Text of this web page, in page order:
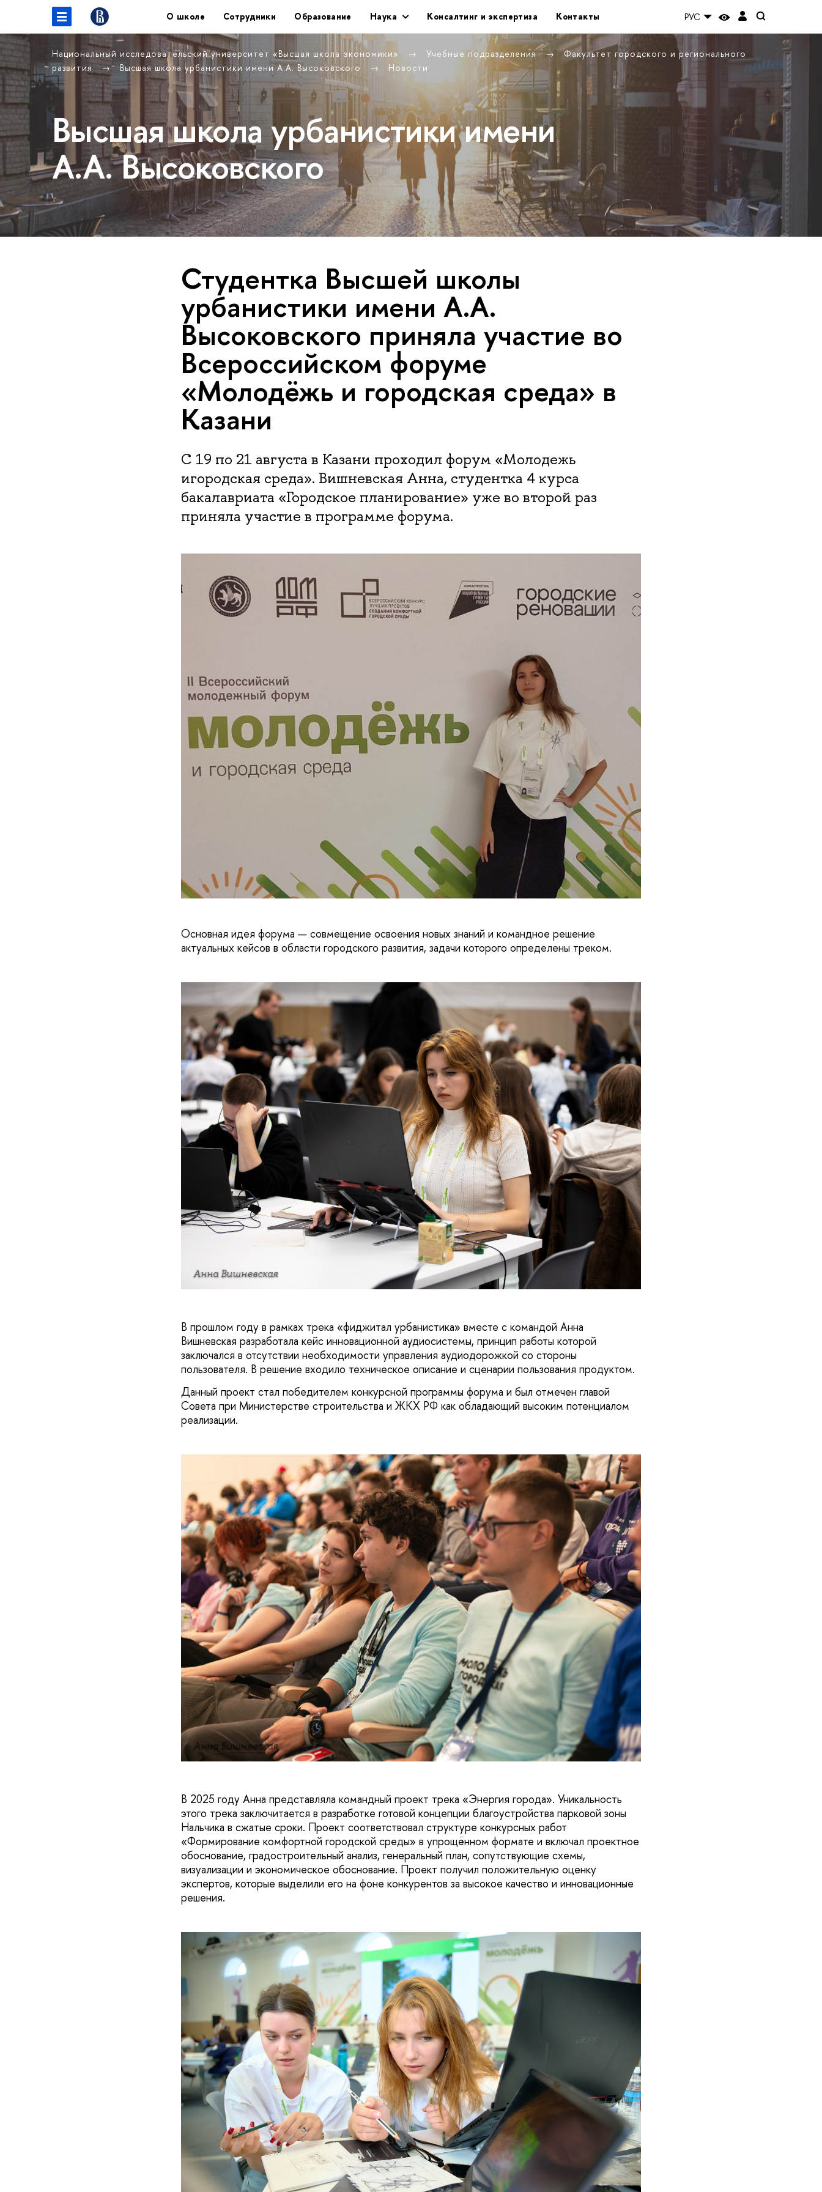
О школе Сотрудники Образование Наука Консалтинг и экспертиза Контакты РУС
Национальный исследовательский университет «Высшая школа экономики» Учебные подразделения
Факультет городского и регионального
развития
Высшая школа урбанистики имени А.А. Высоковского Новости
Высшая школа урбанистики имени
А.А. Высоковского
Студентка Высшей школы
урбанистики имени А.А.
Высоковского приняла участие во
Всероссийском форуме
«Молодёжь и городская среда» в
Казани
С 19 по 21 августа в Казани проходил форум «Молодежь
игородская среда». Вишневская Анна, студентка 4 курса
бакалавриата «Городское планирование» уже во второй раз
приняла участие в программе форума.
Основная идея форума — совмещение освоения новых знаний и командное решение
актуальных кейсов в области городского развития, задачи которого определены треком.
Анна Вишневская
В прошлом году в рамках трека «фиджитал урбанистика» вместе с командой Анна
Вишневская разработала кейс инновационной аудиосистемы, принцип работы которой
заключался в отсутствии необходимости управления аудиодорожкой со стороны
пользователя. В решение входило техническое описание и сценарии пользования продуктом.
Данный проект стал победителем конкурсной программы форума и был отмечен главой
Совета при Министерстве строительства и ЖКХ РФ как обладающий высоким потенциалом
реализации.
Анна Вишневская
В 2025 году Анна представляла командный проект трека «Энергия города». Уникальность
этого трека заключитается в разработке готовой концепции благоустройства парковой зоны
Нальчика в сжатые сроки. Проект соответствовал структуре конкурсных работ
«Формирование комфортной городской среды» в упрощённом формате и включал проектное
обоснование, градостроительный анализ, генеральный план, сопутствующие схемы,
визуализации и экономическое обоснование. Проект получил положительную оценку
экспертов, которые выделили его на фоне конкурентов за высокое качество и инновационные
решения.